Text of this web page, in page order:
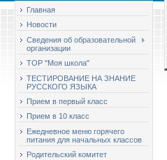
Главная
Новости
Сведения об образовательной
организации
ТОР "Моя школа"
ТЕСТИРОВАНИЕ НА ЗНАНИЕ
РУССКОГО ЯЗЫКА
Прием в первый класс
Прием в 10 класс
Ежедневное меню горячего
питания для начальных классов
Родительский комитет